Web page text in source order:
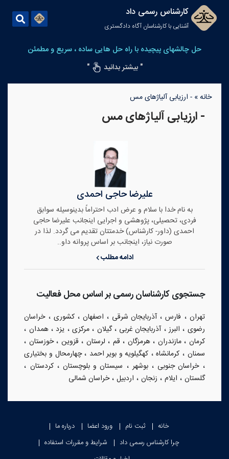
کارشناس رسمی داد
آشنایی با کارشناسان آگاه دادگستری
حل چالشهای پیچیده با راه حل هایی ساده ، سریع و مطمئن
" بیشتر بدانید
"
خانه» - ارزیابی آلیاژهای مس
- ارزیابی آلیاژهای مس
علیرضا حاجی احمدی
به نام خدا با سلام و عرض ادب احتراماً بدینوسیله سوابق
فردی، تحصیلی، پژوهشی و اجرایی اینجانب علیرضا حاجی
احمدی (داور- کارشناس) خدمتتان تقدیم می گردد. لذا در
صورت نیاز، اینجانب بر اساس پروانه داو..
ادامه مطلب
جستجوی کارشناسان رسمی بر اساس محل فعالیت
تهران ، فارس،آذربایجان شرقی ، اصفهان ،کشوری ،خراسان
رضوی ، البرز،آذربایجان غربی ،گیلان ،مرکزی ، یزد،همدان ،
کرمان ،مازندران ،هرمزگان ، قم ، لرستان ، قزوین ،خوزستان ،
سمنان ، کرمانشاه، کهگیلویه و بویر احمد ،چهارمحال و بختیاری
،خراسان جنوبی ،بوشهر، سیستان و بلوچستان،کردستان ،
گلستان ، ایلام ، زنجان ، اردبیل ،خراسان شمالی
خانه ثبت نام ورود اعضا
درباره ما
چرا کارشناس رسمی داد
شرایط و مقررات استفاده